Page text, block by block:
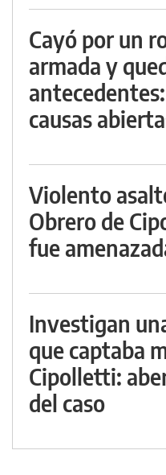
Cayó por un
armada y
causas
Violento
Obrero de
fue
Investigan
que captaba
Cipolletti:
del caso